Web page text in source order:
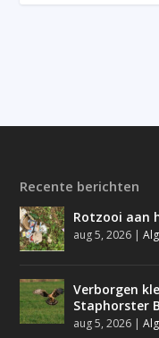
Recente berichten
Rotzooi aan
aug 5, 2026 |
Verborgen
Staphorster
aug 5, 2026 |